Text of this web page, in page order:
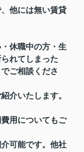
他には無い賃貸
休職中の方・生
れてしまった
ご相談くださ
介いたします。
用についてもご
可能です。他社